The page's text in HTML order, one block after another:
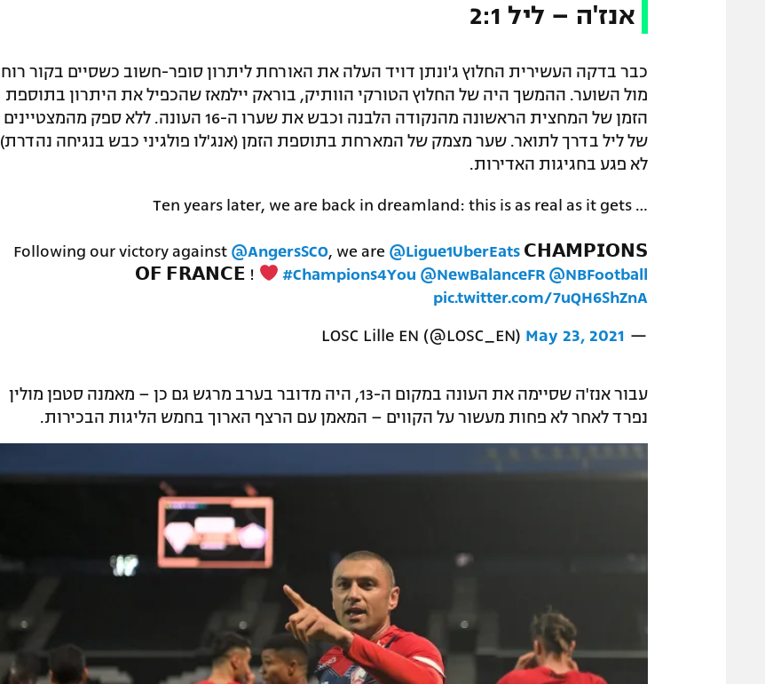
אנז'ה – ליל 2:1
כבר בדקה העשירית החלוץ ג'ונתן דויד העלה את האורחת ליתרון סופר-חשוב כשסיים בקור רוח
מול השוער. ההמשך היה של החלוץ הטורקי הוותיק, בוראק יילמאז שהכפיל את היתרון בתוספת
הזמן של המחצית הראשונה מהנקודה הלבנה וכבש את שערו ה-16 העונה. ללא ספק מהמצטיינים
של ליל בדרך לתואר. שער מצמק של המארחת בתוספת הזמן (אנג'לו פולגיני כבש בנגיחה נהדרת)
לא פגע בחגיגות האדירות.
Ten years later, we are back in dreamland: this is as real as it gets …
Following our victory against @AngersSCO, we are @Ligue1UberEats 𝗖𝗛𝗔𝗠𝗣𝗜𝗢𝗡𝗦
𝗢𝗙 𝗙𝗥𝗔𝗡𝗖𝗘 !
#Champions4You @NewBalanceFR @NBFootball
pic.twitter.com/7uQH6ShZnA
— LOSC Lille EN (@LOSC_EN)
May 23, 2021
עבור אנז'ה שסיימה את העונה במקום ה-13, היה מדובר בערב מרגש גם כן – מאמנה סטפן מולין
נפרד לאחר לא פחות מעשור על הקווים – המאמן עם הרצף הארוך בחמש הליגות הבכירות.